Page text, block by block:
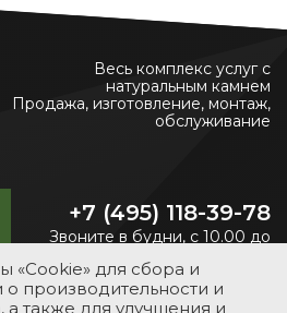
Весь комплекс услуг с
натуральным камнем
Продажа, изготовление, монтаж,
обслуживание
+7 (495) 118-39-78
Звоните в будни, с 10.00 до
«Cookie» для сбора и
производительности и
а также для улучшения и